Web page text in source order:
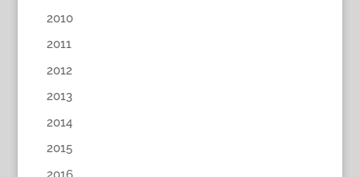
2010
2011
2012
2013
2014
2015